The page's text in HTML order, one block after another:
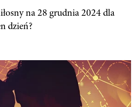
na 28 grudnia 2024 dla
dzień?